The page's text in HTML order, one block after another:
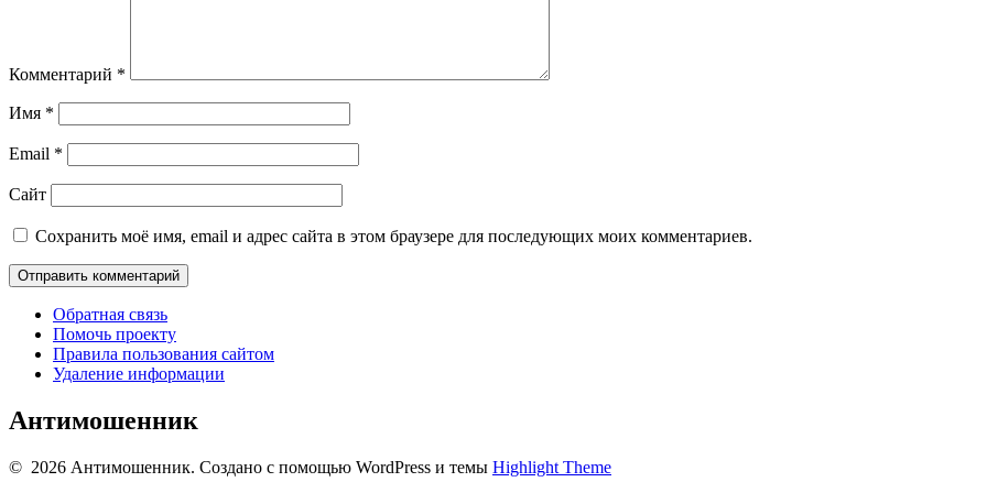
Комментарий *
Имя *
Email *
Сайт
Сохранить моё имя, email и адрес сайта в этом браузере для последующих моих комментариев.
Обратная связь
Помочь проекту
Правила пользования сайтом
Удаление информации
Антимошенник
© 2026 Антимошенник. Создано с помощью WordPress и темы Highlight Theme